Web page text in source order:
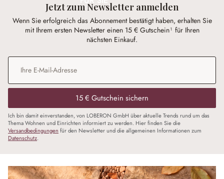
Jetzt zum Newsletter anmelden
Wenn Sie erfolgreich das Abonnement bestätigt haben, erhalten Sie
mit Ihrem ersten Newsletter einen 15 € Gutschein¹ für Ihren
nächsten Einkauf.
E-Mail-Adresse
15 € Gutschein sichern
Ich bin damit einverstanden, von LOBERON GmbH über aktuelle Trends rund um das
Thema Wohnen und Einrichten informiert zu werden. Hier finden Sie die
Versandbedingungen für den Newsletter und die allgemeinen Informationen zum
Datenschutz.